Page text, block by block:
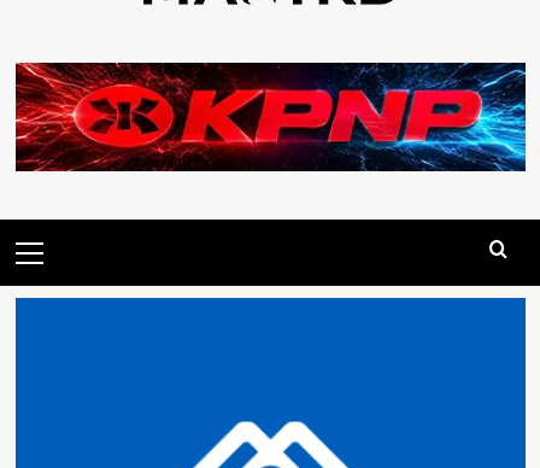
principal